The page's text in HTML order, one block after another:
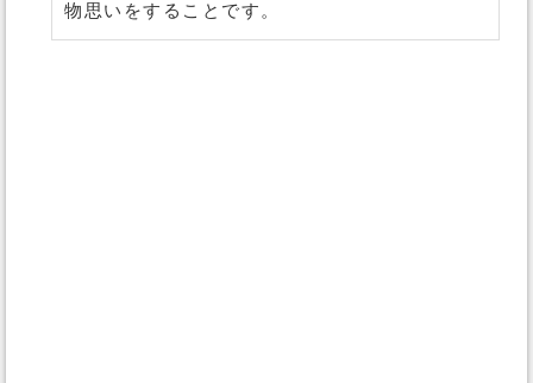
物思いをすることです。